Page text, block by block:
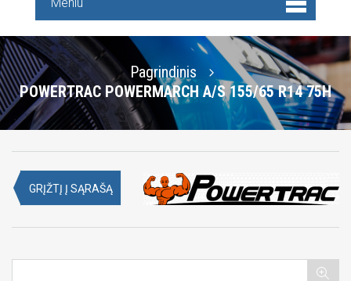
Pagrindinis
POWERTRAC POWERMARCH A/S 155/65 R14 75H
GRĮŽTĮ Į SĄRAŠĄ